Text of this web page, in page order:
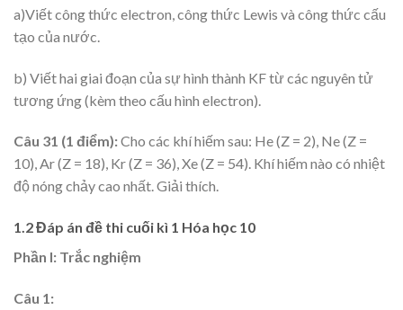
a)Viết công thức electron, công thức Lewis và công thức cấu
tạo của nước.
b) Viết hai giai đoạn của sự hình thành KF từ các nguyên tử
tương ứng (kèm theo cấu hình electron).
Câu 31 (1 điểm):Cho các khí hiếm sau: He (Z = 2), Ne (Z =
10), Ar (Z = 18), Kr (Z = 36), Xe (Z = 54). Khí hiếm nào có nhiệt
độ nóng chảy cao nhất. Giải thích.
1.2 Đáp án đề thi cuối kì 1 Hóa học 10
Phần I: Trắc nghiệm
Câu 1: